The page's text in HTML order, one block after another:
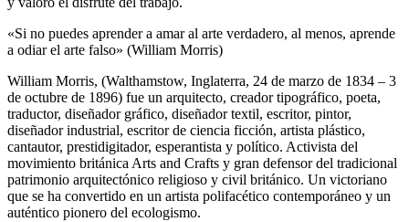
«Si no puedes aprender a amar al arte verdadero, al menos, aprende
a odiar el arte falso» (William Morris)
William Morris, (Walthamstow, Inglaterra, 24 de marzo de 1834 – 3
de octubre de 1896) fue un arquitecto, creador tipográfico, poeta,
traductor, diseñador gráfico, diseñador textil, escritor, pintor,
diseñador industrial, escritor de ciencia ficción, artista plástico,
cantautor, prestidigitador, esperantista y político. Activista del
movimiento británica Arts and Crafts y gran defensor del tradicional
patrimonio arquitectónico religioso y civil británico. Un victoriano
que se ha convertido en un artista polifacético contemporáneo y un
auténtico pionero del ecologismo.